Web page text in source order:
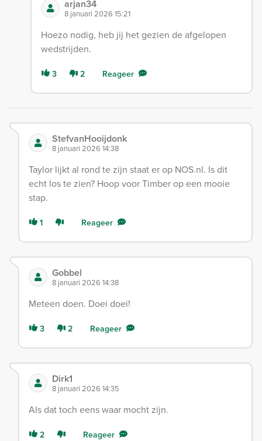
arjan34
8 januari 2026 15:21
Hoezo nodig, heb jij het gezien de afgelopen
wedstrijden.
3 2 Reageer
StefvanHooijdonk
8 januari 2026 14:38
Taylor lijkt al rond te zijn staat er op NOS.nl. Is dit
echt los te zien? Hoop voor Timber op een mooie
stap.
1 Reageer
Gobbel
8 januari 2026 14:38
Meteen doen. Doei doei!
3 2 Reageer
Dirk1
8 januari 2026 14:35
Als dat toch eens waar mocht zijn.
2 Reageer